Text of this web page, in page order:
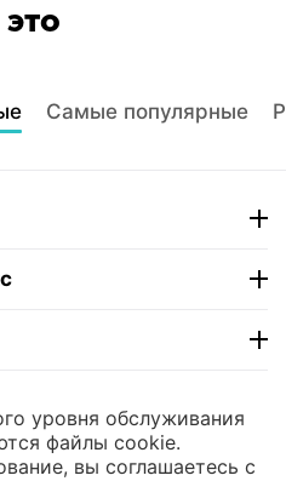
Самые популярные
На базе CS-Cart
уровня обслуживания
файлы cookie.
вы соглашаетесь с